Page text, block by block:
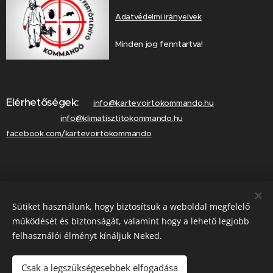
Adatvédelmi irányelvek
Minden jog fenntartva!
Elérhetőségek:
info@kartevoirtokommando.hu
info@klimatisztitokommando.hu
facebook.com/kartevoirtokommando
Hívjon minket!
Sütiket használunk, hogy biztosítsuk a weboldal megfelelő
működését és biztonságát, valamint hogy a lehető legjobb
felhasználói élményt kínáljuk Neked.
Csak a legszükségesebbek elfogadása